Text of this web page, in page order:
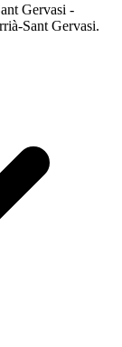
Gervasi -
Sant Gervasi.